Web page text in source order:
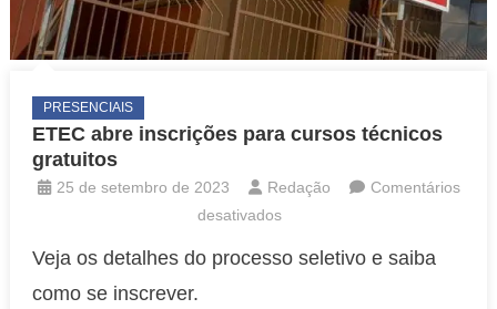
PRESENCIAIS
ETEC abre inscrições para cursos técnicos
gratuitos
25 de setembro de 2023 Redação
Comentários
desativadosem
abre
Veja os detalhes do processo seletivo e saiba
como se inscrever.